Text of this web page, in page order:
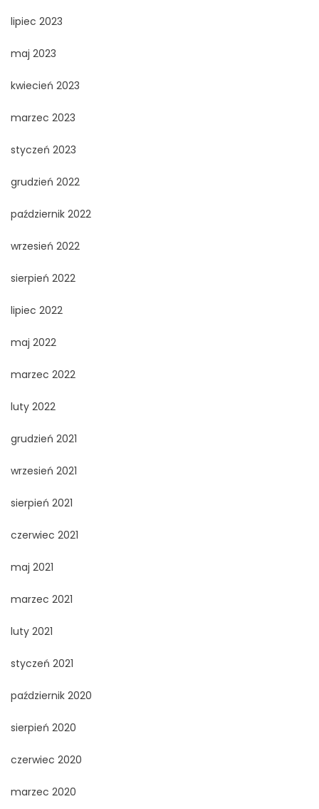
lipiec 2023
maj 2023
kwiecień 2023
marzec 2023
styczeń 2023
grudzień 2022
październik 2022
wrzesień 2022
sierpień 2022
lipiec 2022
maj 2022
marzec 2022
luty 2022
grudzień 2021
wrzesień 2021
sierpień 2021
czerwiec 2021
maj 2021
marzec 2021
luty 2021
styczeń 2021
październik 2020
sierpień 2020
czerwiec 2020
marzec 2020